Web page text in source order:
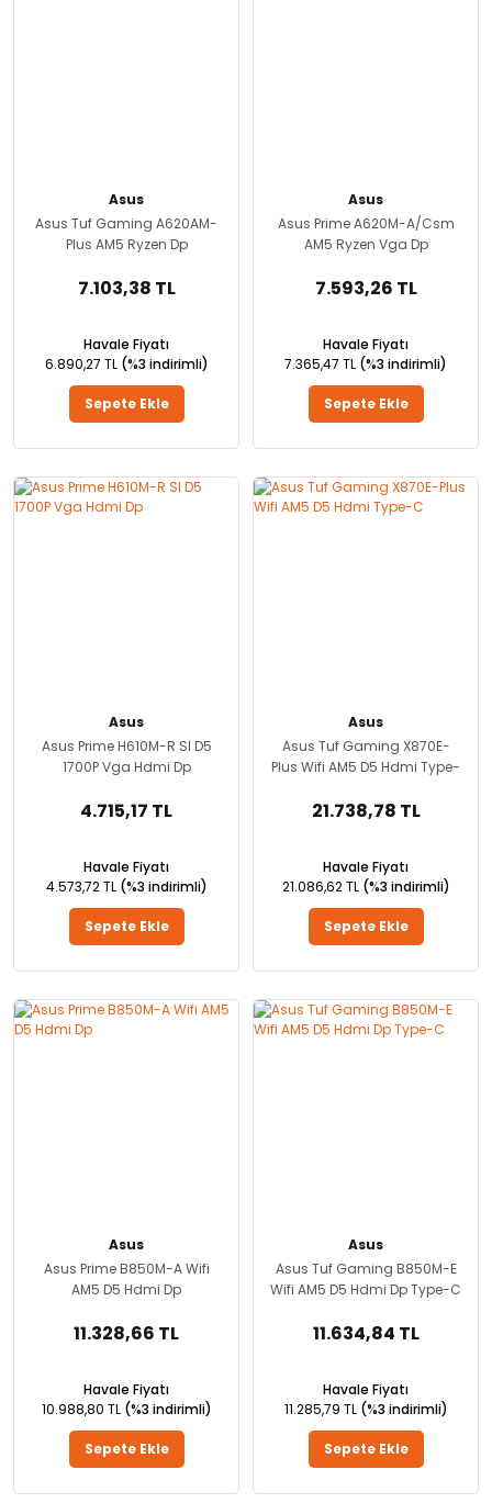
Asus
Asus Tuf Gaming A620AM-
Plus AM5 Ryzen Dp
7.103,38 TL
Havale Fiyatı
6.890,27 TL (%3 indirimli)
Sepete Ekle
Asus
Asus Prime A620M-A/Csm
AM5 Ryzen Vga Dp
7.593,26 TL
Havale Fiyatı
7.365,47 TL (%3 indirimli)
Sepete Ekle
Asus
Asus Prime H610M-R SI D5
1700P Vga Hdmi Dp
4.715,17 TL
Havale Fiyatı
4.573,72 TL (%3 indirimli)
Sepete Ekle
Asus
Asus Tuf Gaming X870E-
Plus Wifi AM5 D5 Hdmi Type-
21.738,78 TL
Havale Fiyatı
21.086,62 TL (%3 indirimli)
Sepete Ekle
Asus
Asus Prime B850M-A Wifi
AM5 D5 Hdmi Dp
11.328,66 TL
Havale Fiyatı
10.988,80 TL (%3 indirimli)
Sepete Ekle
Asus
Asus Tuf Gaming B850M-E
Wifi AM5 D5 Hdmi Dp Type-C
11.634,84 TL
Havale Fiyatı
11.285,79 TL (%3 indirimli)
Sepete Ekle